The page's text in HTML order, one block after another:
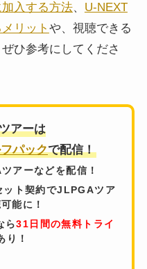
入する方法、 U-NEXT
リット や、視聴できる
ひ参考にしてくださ
アーは
パックで配信！
アーなどを配信！
ト契約でJLPGAツア
能に！
ら31日間の無料トライ
り！